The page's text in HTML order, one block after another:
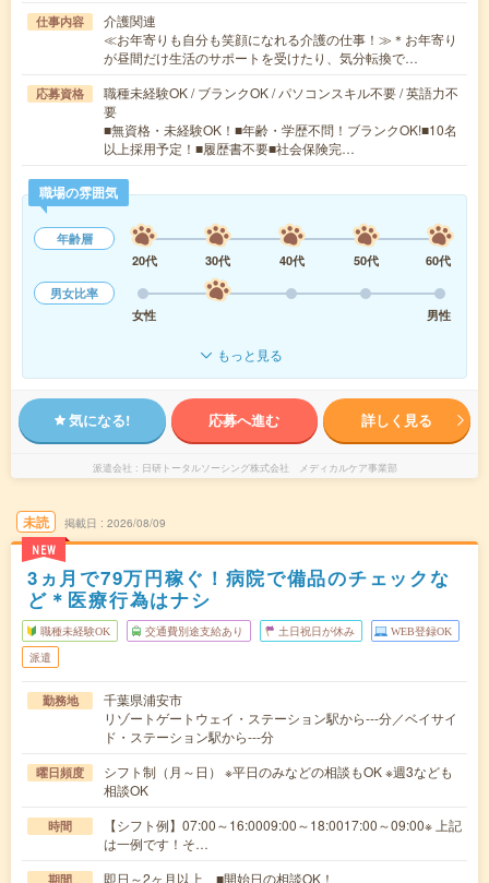
仕事内容
介護関連
≪お年寄りも自分も笑顔になれる介護の仕事！≫＊お年寄り
が昼間だけ生活のサポートを受けたり、気分転換で…
応募資格
職種未経験OK / ブランクOK / パソコンスキル不要 / 英語力不
要
■無資格・未経験OK！■年齢・学歴不問！ブランクOK!■10名
以上採用予定！■履歴書不要■社会保険完…
職場の雰囲気
年齢層
20代
30代 40代 50代
60代
男女比率
女性
男性
もっと見る
気になる! 応募へ進む 詳しく見る
派遣会社 日研トータルソーシング株式会社 メディカルケア事業部
未読
NEW
掲載日 2026/08/09
3ヵ月で79万円稼ぐ！病院で備品のチェックな
ど＊医療行為はナシ
職種未経験OK 交通費別途支給あり 土日祝日が休み WEB登録OK
派遣
勤務地
千葉県浦安市
リゾートゲートウェイ・ステーション駅から---分／ベイサイ
ド・ステーション駅から---分
曜日頻度
シフト制（月～日） ※平日のみなどの相談もOK ※週3なども
相談OK
時間
【シフト例】07:00～16:0009:00～18:0017:00～09:00※ 上記
は一例です！そ…
期間 即日～2ヶ月以上 ■開始日の相談OK！